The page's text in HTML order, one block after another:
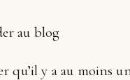
au blog
qu’il y a au moins